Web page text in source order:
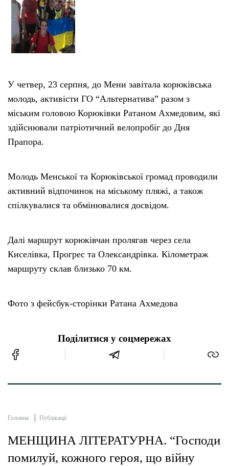
У четвер, 23 серпня, до Мени завітала корюківська
молодь, активісти ГО “Альтернатива” разом з
міським головою Корюківки Ратаном Ахмедовим, які
здійснювали патріотичний велопробіг до Дня
Прапора.
Молодь Менської та Корюківської громад проводили
активний відпочинок на міському пляжі, а також
спілкувалися та обмінювалися досвідом.
Далі маршрут корюківчан пролягав через села
Киселівка, Прогрес та Олександрівка. Кілометраж
маршруту склав близько 70 км.
Фото з фейсбук-сторінки Ратана Ахмедова
Поділитися у соцмережах
Головна Публікації
МЕНЩИНА ЛІТЕРАТУРНА. “Господи
помилуй, кожного героя, що війну